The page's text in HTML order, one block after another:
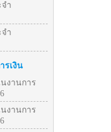
ำ
ำ
รเงิน
งานการ
งานการ